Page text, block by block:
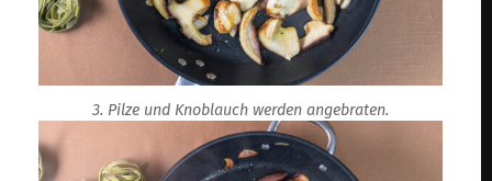
3. Pilze und Knoblauch werden angebraten.